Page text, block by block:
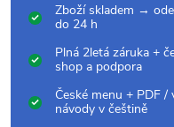
Zboží skladem →
do 24 h
Plná 2letá záruka +
shop a podpora
České menu + PDF /
návody v češtině